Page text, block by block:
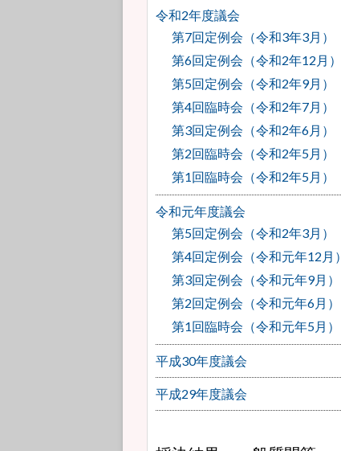
令和2年度議会
第7回定例会（令和3年3月）
第6回定例会（令和2年12月）
第5回定例会（令和2年9月）
第4回臨時会（令和2年7月）
第3回定例会（令和2年6月）
第2回臨時会（令和2年5月）
第1回臨時会（令和2年5月）
令和元年度議会
第5回定例会（令和2年3月）
第4回定例会（令和元年12月）
第3回定例会（令和元年9月）
第2回定例会（令和元年6月）
第1回臨時会（令和元年5月）
平成30年度議会
平成29年度議会